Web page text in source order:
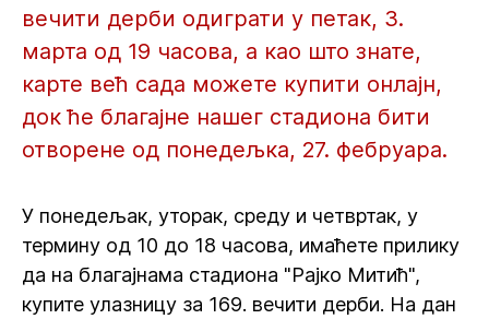
вечити дерби одиграти у петак, 3.
марта од 19 часова, а као што знате,
карте већ сада можете купити онлајн,
док ће благајне нашег стадиона бити
отворене од понедељка, 27. фебруара.
У понедељак, уторак, среду и четвртак, у
термину од 10 до 18 часова, имаћете прилику
да на благајнама стадиона "Рајко Митић",
купите улазницу за 169. вечити дерби. На дан